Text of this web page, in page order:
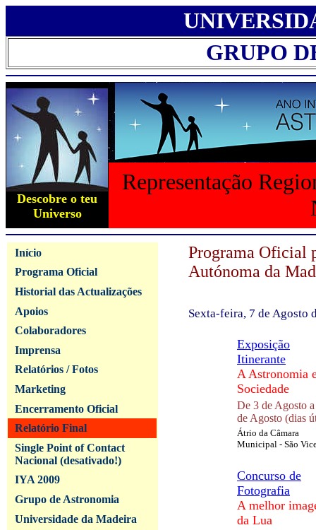
GRUPO
Descobre o teu
Universo
Representação
Início
Programa Oficial
Historial das Actualizações
Apoios
Colaboradores
Imprensa
Relatórios / Fotos
Marketing
Encerramento Oficial
Relatório Final
Single Point of Contact
Nacional (desativado!)
IYA 2009
Grupo de Astronomia
Universidade da Madeira
Programa Oficial
Autónoma da
Sexta-feira, 7 de Agosto
Exposição
Itinerante
A Astronomia
Sociedade
De 3 de Agosto
de Agosto (dias
Átrio da Câmara
Municipal - São
Concurso de
Fotografia
A melhor
da Lua